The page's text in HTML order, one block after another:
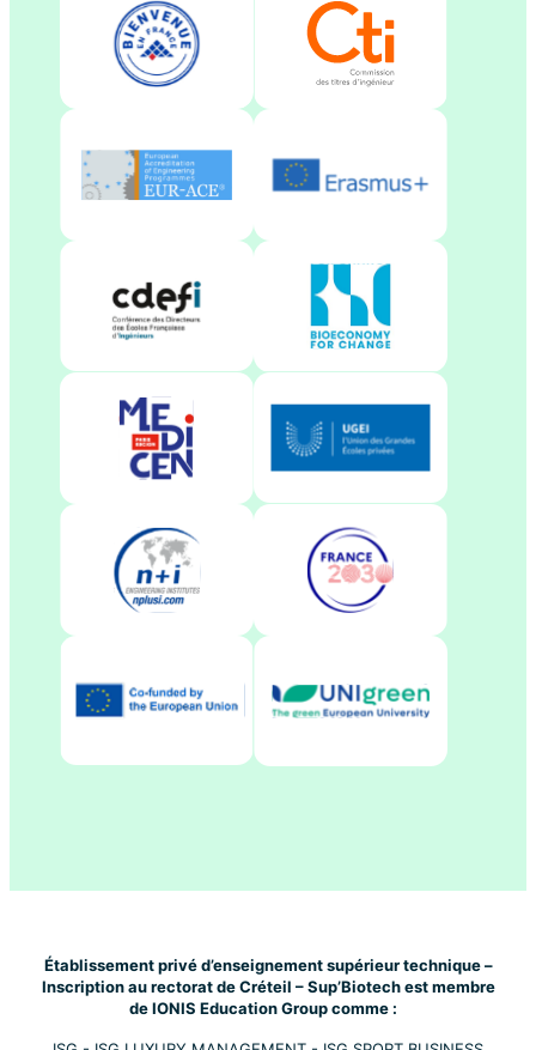
Établissement privé d’enseignement supérieur technique –
Inscription au rectorat de Créteil – Sup’Biotech est membre
de IONIS Education Group comme :